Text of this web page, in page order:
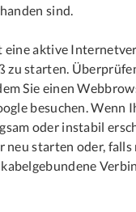
sind.
eine aktive
zu starten.
Sie einen
besuchen. Wenn
oder instabil
neu starten oder, falls